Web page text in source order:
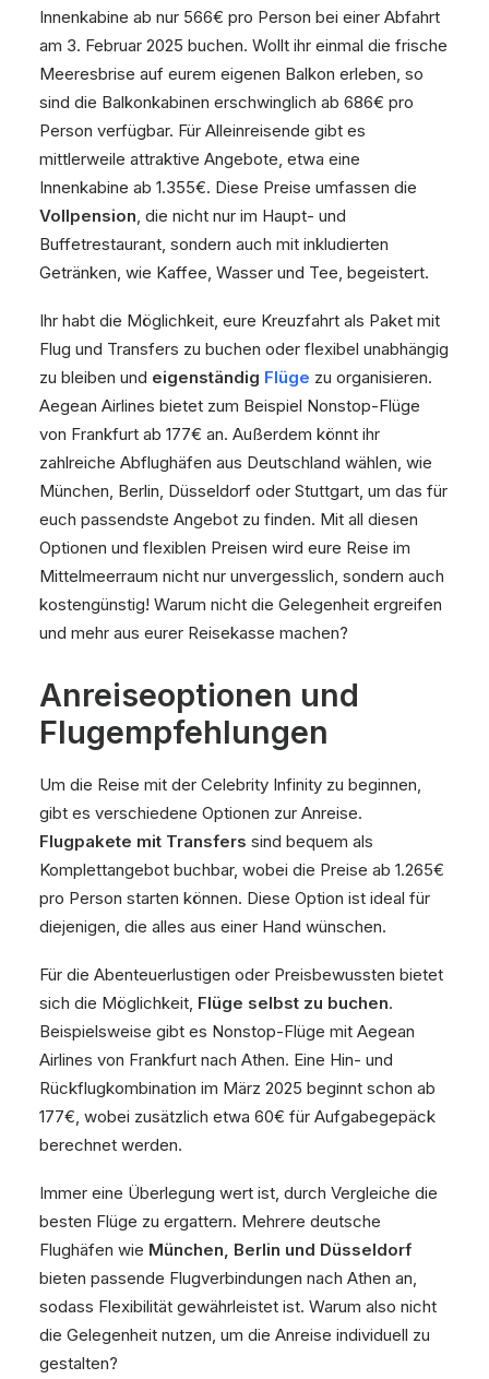
Innenkabine ab nur 566€ pro Person bei einer Abfahrt
am 3. Februar 2025 buchen. Wollt ihr einmal die frische
Meeresbrise auf eurem eigenen Balkon erleben, so
sind die Balkonkabinen erschwinglich ab 686€ pro
Person verfügbar. Für Alleinreisende gibt es
mittlerweile attraktive Angebote, etwa eine
Innenkabine ab 1.355€. Diese Preise umfassen die
Vollpension, die nicht nur im Haupt- und
Buffetrestaurant, sondern auch mit inkludierten
Getränken, wie Kaffee, Wasser und Tee, begeistert.
Ihr habt die Möglichkeit, eure Kreuzfahrt als Paket mit
Flug und Transfers zu buchen oder flexibel unabhängig
zu bleiben und eigenständig Flüge zu organisieren.
Aegean Airlines bietet zum Beispiel Nonstop-Flüge
von Frankfurt ab 177€ an. Außerdem könnt ihr
zahlreiche Abflughäfen aus Deutschland wählen, wie
München, Berlin, Düsseldorf oder Stuttgart, um das für
euch passendste Angebot zu finden. Mit all diesen
Optionen und flexiblen Preisen wird eure Reise im
Mittelmeerraum nicht nur unvergesslich, sondern auch
kostengünstig! Warum nicht die Gelegenheit ergreifen
und mehr aus eurer Reisekasse machen?
Anreiseoptionen und
Flugempfehlungen
Um die Reise mit der Celebrity Infinity zu beginnen,
gibt es verschiedene Optionen zur Anreise.
Flugpakete mit Transfers sind bequem als
Komplettangebot buchbar, wobei die Preise ab 1.265€
pro Person starten können. Diese Option ist ideal für
diejenigen, die alles aus einer Hand wünschen.
Für die Abenteuerlustigen oder Preisbewussten bietet
sich die Möglichkeit, Flüge selbst zu buchen.
Beispielsweise gibt es Nonstop-Flüge mit Aegean
Airlines von Frankfurt nach Athen. Eine Hin- und
Rückflugkombination im März 2025 beginnt schon ab
177€, wobei zusätzlich etwa 60€ für Aufgabegepäck
berechnet werden.
Immer eine Überlegung wert ist, durch Vergleiche die
besten Flüge zu ergattern. Mehrere deutsche
Flughäfen wie München, Berlin und Düsseldorf
bieten passende Flugverbindungen nach Athen an,
sodass Flexibilität gewährleistet ist. Warum also nicht
die Gelegenheit nutzen, um die Anreise individuell zu
gestalten?